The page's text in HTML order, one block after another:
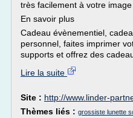
très facilement à votre
En savoir plus
Cadeau évènementiel,
personnel, faites imprimer
supports et offrez des
Lire la suite
Site : http://www.linder-
Thèmes liés : grossiste lunette